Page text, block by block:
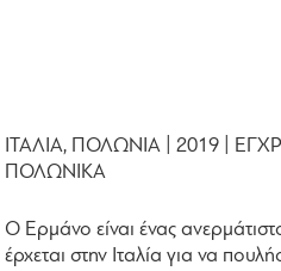
ΙΤΑΛΙΑ, ΠΟΛΩΝΙΑ | 2019 |
ΠΟΛΩΝΙΚΑ
Ο Ερμάνο είναι ένας
έρχεται στην Ιταλία για να